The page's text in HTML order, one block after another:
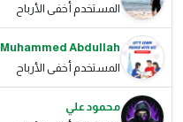
المستخدم أخفى الأرباح
Muhammed Abdullah
المستخدم أخفى الأرباح
محمود علي